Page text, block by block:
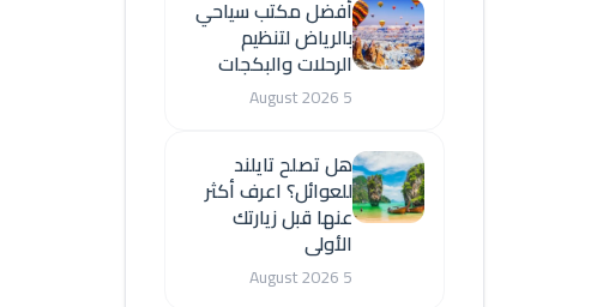
أفضل مكتب سياحي
بالرياض لتنظيم
الرحلات والبكجات
5 August 2026
هل تصلح تايلند
للعوائل؟ اعرف أكثر
عنها قبل زيارتك
الأولى
5 August 2026